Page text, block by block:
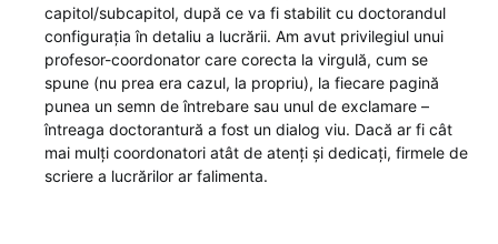
capitol/subcapitol, după ce va fi stabilit cu doctorandul
configurația în detaliu a lucrării. Am avut privilegiul unui
profesor-coordonator care corecta la virgulă, cum se
spune (nu prea era cazul, la propriu), la fiecare pagină
punea un semn de întrebare sau unul de exclamare –
întreaga doctorantură a fost un dialog viu. Dacă ar fi cât
mai mulți coordonatori atât de atenți și dedicați, firmele de
scriere a lucrărilor ar falimenta.